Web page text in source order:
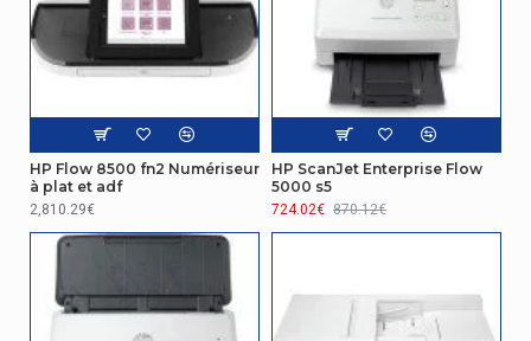
HP Flow 8500 fn2 Numériseur
à plat et adf
2,810.29€
HP ScanJet Enterprise Flow
5000 s5
724.02€ 870.12€